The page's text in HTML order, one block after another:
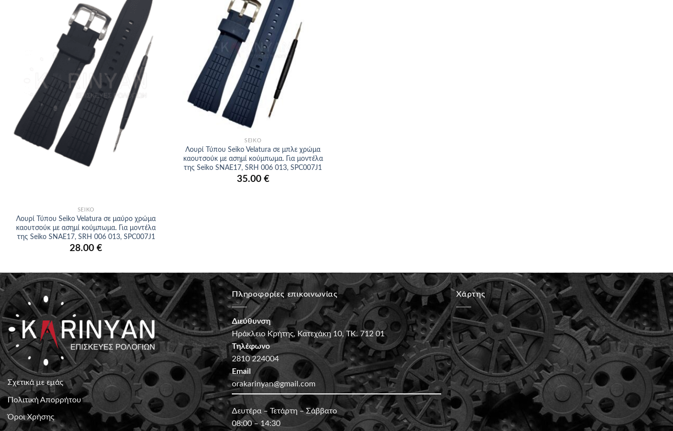
αγαπημένα
SEIKO
Λουρί Τύπου Seiko Velatura σε μαύρο χρώμα
καουτσούκ με ασημί κούμπωμα. Για μοντέλα
της Seiko SNAE17, SRH 006 013, SPC007J1
28.00€
SEIKO
Λουρί Τύπου Seiko Velatura σε μπλε χρώμα
καουτσούκ με ασημί κούμπωμα. Για μοντέλα
της Seiko SNAE17, SRH 006 013, SPC007J1
35.00 €
Σχετικά με εμάς
Πολιτική Απορρήτου
Όροι Χρήσης
Πληροφορίες επικοινωνίας
Διεύθυνση
Ηράκλειο Κρήτης, Κατεχάκη 10, ΤΚ. 712 01
Τηλέφωνο
2810 224004
Email
orakarinyan@gmail.com
Δευτέρα – Τετάρτη – Σάββατο
08:00 – 14:30
Χάρτης